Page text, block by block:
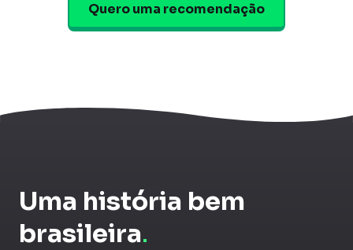
Quero uma recomendação
Uma história bem
brasileira.